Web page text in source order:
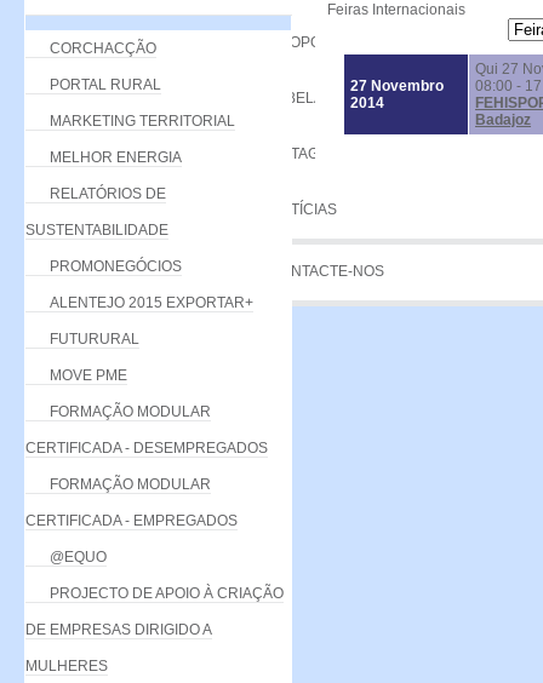
PROPOSTA
TABELA DE QUOTAS
LISTAGEM
NOTÍCIAS
CONTACTE-NOS
CORCHACÇÃO
PORTAL RURAL
MARKETING TERRITORIAL
MELHOR ENERGIA
RELATÓRIOS DE
SUSTENTABILIDADE
PROMONEGÓCIOS
ALENTEJO 2015 EXPORTAR+
FUTURURAL
MOVE PME
FORMAÇÃO MODULAR
CERTIFICADA - DESEMPREGADOS
FORMAÇÃO MODULAR
CERTIFICADA - EMPREGADOS
@EQUO
PROJECTO DE APOIO À CRIAÇÃO
DE EMPRESAS DIRIGIDO A
MULHERES
Feiras Internacionais
27 Novembro
2014
Qui 27
08:00 -
Badajoz